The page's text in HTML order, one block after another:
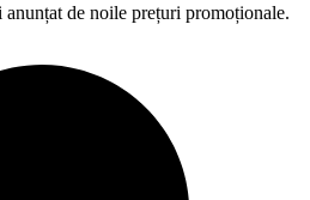
de noile prețuri promoționale.